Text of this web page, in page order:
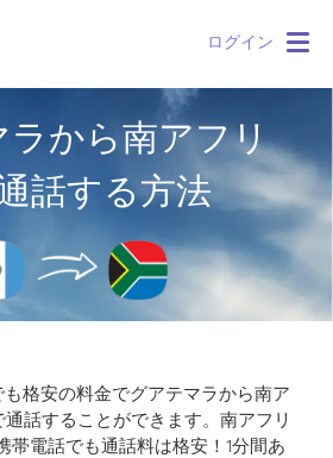
ログイン
ラから南アフリ
話する方法
格安の料金でグアテマラから南ア
話することができます。 南アフリ
帯電話でも通話料は格安！1分間あ